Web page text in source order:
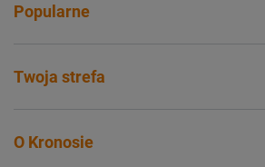
Popularne
Twoja strefa
O Kronosie